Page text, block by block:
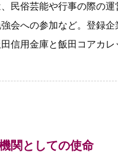
民俗芸能や行事の際の
会への参加など。登録
信用金庫と飯田コアカ
関としての使命